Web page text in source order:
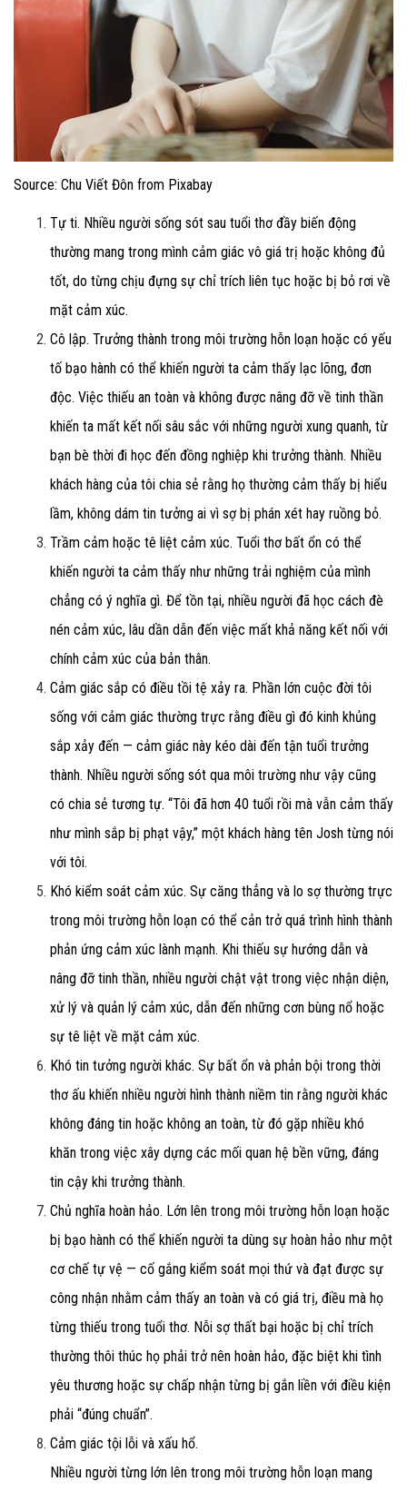
Source: Chu Viết Đôn from Pixabay
Tự ti. Nhiều người sống sót sau tuổi thơ đầy biến động
thường mang trong mình cảm giác vô giá trị hoặc không đủ
tốt, do từng chịu đựng sự chỉ trích liên tục hoặc bị bỏ rơi về
mặt cảm xúc.
Cô lập. Trưởng thành trong môi trường hỗn loạn hoặc có yếu
tố bạo hành có thể khiến người ta cảm thấy lạc lõng, đơn
độc. Việc thiếu an toàn và không được nâng đỡ về tinh thần
khiến ta mất kết nối sâu sắc với những người xung quanh, từ
bạn bè thời đi học đến đồng nghiệp khi trưởng thành. Nhiều
khách hàng của tôi chia sẻ rằng họ thường cảm thấy bị hiểu
lầm, không dám tin tưởng ai vì sợ bị phán xét hay ruồng bỏ.
Trầm cảm hoặc tê liệt cảm xúc. Tuổi thơ bất ổn có thể
khiến người ta cảm thấy như những trải nghiệm của mình
chẳng có ý nghĩa gì. Để tồn tại, nhiều người đã học cách đè
nén cảm xúc, lâu dần dẫn đến việc mất khả năng kết nối với
chính cảm xúc của bản thân.
Cảm giác sắp có điều tồi tệ xảy ra. Phần lớn cuộc đời tôi
sống với cảm giác thường trực rằng điều gì đó kinh khủng
sắp xảy đến — cảm giác này kéo dài đến tận tuổi trưởng
thành. Nhiều người sống sót qua môi trường như vậy cũng
có chia sẻ tương tự. “Tôi đã hơn 40 tuổi rồi mà vẫn cảm thấy
như mình sắp bị phạt vậy,” một khách hàng tên Josh từng nói
với tôi.
Khó kiểm soát cảm xúc. Sự căng thẳng và lo sợ thường trực
trong môi trường hỗn loạn có thể cản trở quá trình hình thành
phản ứng cảm xúc lành mạnh. Khi thiếu sự hướng dẫn và
nâng đỡ tinh thần, nhiều người chật vật trong việc nhận diện,
xử lý và quản lý cảm xúc, dẫn đến những cơn bùng nổ hoặc
sự tê liệt về mặt cảm xúc.
Khó tin tưởng người khác. Sự bất ổn và phản bội trong thời
thơ ấu khiến nhiều người hình thành niềm tin rằng người khác
không đáng tin hoặc không an toàn, từ đó gặp nhiều khó
khăn trong việc xây dựng các mối quan hệ bền vững, đáng
tin cậy khi trưởng thành.
Chủ nghĩa hoàn hảo. Lớn lên trong môi trường hỗn loạn hoặc
bị bạo hành có thể khiến người ta dùng sự hoàn hảo như một
cơ chế tự vệ — cố gắng kiểm soát mọi thứ và đạt được sự
công nhận nhằm cảm thấy an toàn và có giá trị, điều mà họ
từng thiếu trong tuổi thơ. Nỗi sợ thất bại hoặc bị chỉ trích
thường thôi thúc họ phải trở nên hoàn hảo, đặc biệt khi tình
yêu thương hoặc sự chấp nhận từng bị gắn liền với điều kiện
phải “đúng chuẩn”.
Cảm giác tội lỗi và xấu hổ.
Nhiều người từng lớn lên trong môi trường hỗn loạn mang